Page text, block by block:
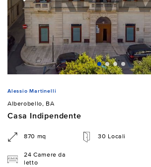
Alessio Martinelli
Alberobello, BA
Casa Indipendente
870 mq 30 Locali
24 Camere da
letto